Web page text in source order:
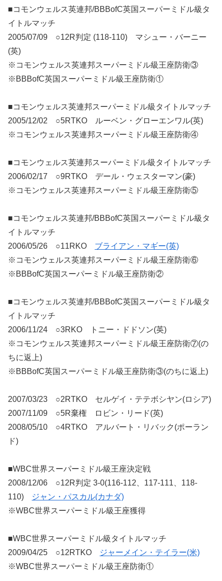
■コモンウェルス英連邦/BBBofC英国スーパーミドル級タ
イトルマッチ
2005/07/09 ○12R判定 (118-110) マシュー・バーニー
(英)
※コモンウェルス英連邦スーパーミドル級王座防衛③
※BBBofC英国スーパーミドル級王座防衛①
■コモンウェルス英連邦スーパーミドル級タイトルマッチ
2005/12/02 ○5RTKO ルーベン・グローエンワル(英)
※コモンウェルス英連邦スーパーミドル級王座防衛④
■コモンウェルス英連邦スーパーミドル級タイトルマッチ
2006/02/17 ○9RTKO デール・ウェスターマン(豪)
※コモンウェルス英連邦スーパーミドル級王座防衛⑤
■コモンウェルス英連邦/BBBofC英国スーパーミドル級タ
イトルマッチ
2006/05/26 ○11RKO ブライアン・マギー(英)
※コモンウェルス英連邦スーパーミドル級王座防衛⑥
※BBBofC英国スーパーミドル級王座防衛②
■コモンウェルス英連邦/BBBofC英国スーパーミドル級タ
イトルマッチ
2006/11/24 ○3RKO トニー・ドドソン(英)
※コモンウェルス英連邦スーパーミドル級王座防衛⑦(の
ちに返上)
※BBBofC英国スーパーミドル級王座防衛③(のちに返上)
2007/03/23 ○2RTKO セルゲイ・テテボシヤン(ロシア)
2007/11/09 ○5R棄権 ロビン・リード(英)
2008/05/10 ○4RTKO アルバート・リバック(ポーラン
ド)
■WBC世界スーパーミドル級王座決定戦
2008/12/06 ○12R判定 3-0(116-112、117-111、118-
110)
ジャン・パスカル(カナダ)
※WBC世界スーパーミドル級王座獲得
■WBC世界スーパーミドル級タイトルマッチ
2009/04/25 ○12RTKO
ジャーメイン・テイラー(米)
※WBC世界スーパーミドル級王座防衛①